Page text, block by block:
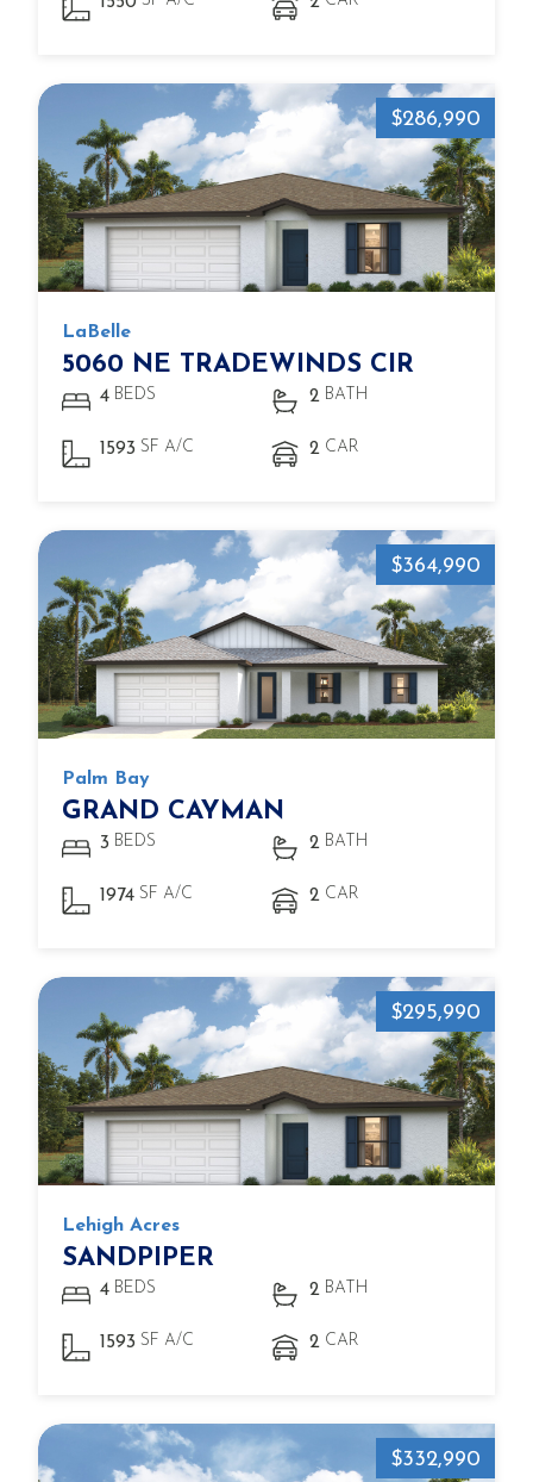
$286,990
LaBelle
5060 NE TRADEWINDS CIR
4 BEDS 2 BATH
1593 SF A/C 2 CAR
$364,990
Palm Bay
GRAND CAYMAN
3 BEDS 2 BATH
1974 SF A/C 2 CAR
$295,990
Lehigh Acres
SANDPIPER
4 BEDS 2 BATH
1593 SF A/C 2 CAR
$332,990